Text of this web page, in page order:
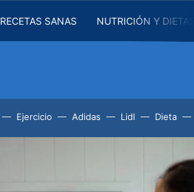
RECETAS SANAS NUTRICIÓN Y
Ejercicio Adidas Lidl Dieta